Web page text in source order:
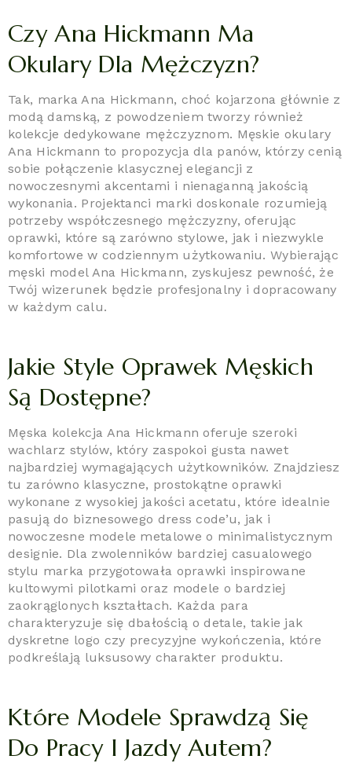
Czy Ana Hickmann Ma
Okulary Dla Mężczyzn?
Tak, marka Ana Hickmann, choć kojarzona głównie z
modą damską, z powodzeniem tworzy również
kolekcje dedykowane mężczyznom. Męskie okulary
Ana Hickmann to propozycja dla panów, którzy cenią
sobie połączenie klasycznej elegancji z
nowoczesnymi akcentami i nienaganną jakością
wykonania. Projektanci marki doskonale rozumieją
potrzeby współczesnego mężczyzny, oferując
oprawki, które są zarówno stylowe, jak i niezwykle
komfortowe w codziennym użytkowaniu. Wybierając
męski model Ana Hickmann, zyskujesz pewność, że
Twój wizerunek będzie profesjonalny i dopracowany
w każdym calu.
Jakie Style Oprawek Męskich
Są Dostępne?
Męska kolekcja Ana Hickmann oferuje szeroki
wachlarz stylów, który zaspokoi gusta nawet
najbardziej wymagających użytkowników. Znajdziesz
tu zarówno klasyczne, prostokątne oprawki
wykonane z wysokiej jakości acetatu, które idealnie
pasują do biznesowego dress code’u, jak i
nowoczesne modele metalowe o minimalistycznym
designie. Dla zwolenników bardziej casualowego
stylu marka przygotowała oprawki inspirowane
kultowymi pilotkami oraz modele o bardziej
zaokrąglonych kształtach. Każda para
charakteryzuje się dbałością o detale, takie jak
dyskretne logo czy precyzyjne wykończenia, które
podkreślają luksusowy charakter produktu.
Które Modele Sprawdzą Się
Do Pracy I Jazdy Autem?